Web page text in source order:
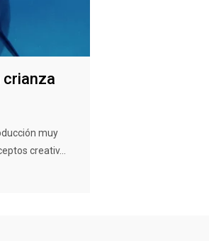
crianza
muy
creativ...